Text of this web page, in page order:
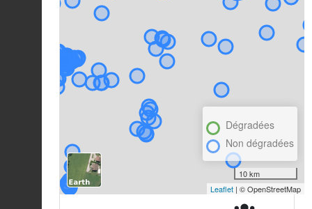
Dégradées
Non dégradées
10 km
Leaflet | © OpenStreetMap